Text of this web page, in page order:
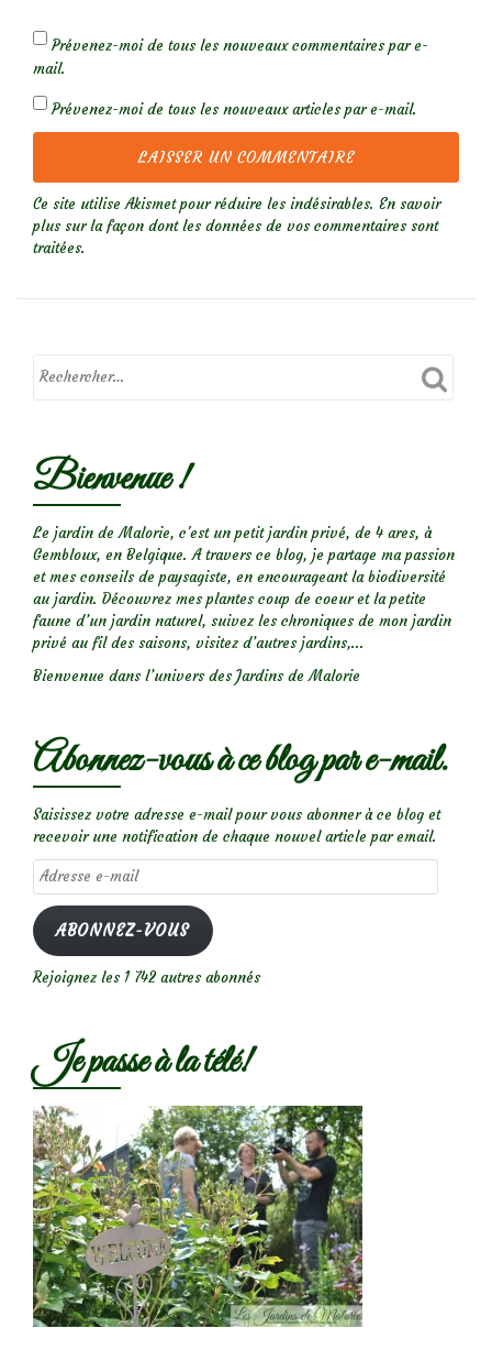
Prévenez-moi de tous les nouveaux commentaires par e-
mail.
Prévenez-moi de tous les nouveaux articles par e-mail.
Ce site utilise Akismet pour réduire les indésirables. En savoir
plus sur la façon dont les données de vos commentaires sont
traitées.
Bienvenue !
Le jardin de Malorie, c'est un petit jardin privé, de 4 ares, à
Gembloux, en Belgique. A travers ce blog, je partage ma passion
et mes conseils de paysagiste, en encourageant la biodiversité
au jardin. Découvrez mes plantes coup de coeur et la petite
faune d’un jardin naturel, suivez les chroniques de mon jardin
privé au fil des saisons, visitez d’autres jardins,...
Bienvenue dans l’univers des Jardins de Malorie
Abonnez-vous à ce blog par e-mail.
Saisissez votre adresse e-mail pour vous abonner à ce blog et
recevoir une notification de chaque nouvel article par email.
Adresse
e-
mail
ABONNEZ-VOUS
Rejoignez les 1 742 autres abonnés
Je passe à la télé!